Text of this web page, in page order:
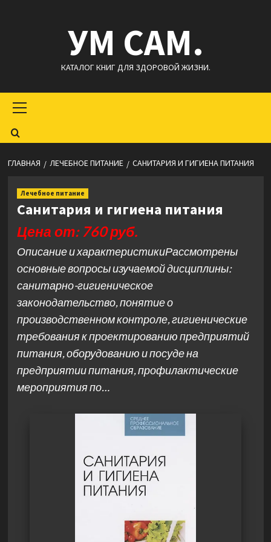
УМ САМ.
КАТАЛОГ КНИГ ДЛЯ ЗДОРОВОЙ ЖИЗНИ.
меню
ГЛАВНАЯ ЛЕЧЕБНОЕ ПИТАНИЕ САНИТАРИЯ И ГИГИЕНА ПИТАНИЯ
Лечебное питание
Санитария и гигиена питания
Цена от: 760 руб.
Описание и характеристикиРассмотрены
основные вопросы изучаемой дисциплины:
санитарно-гигиеническое
законодательство, понятие о
производственном контроле, гигиенические
требования к проектированию предприятий
питания, оборудованию и посуде на
предприятии питания, профилактические
мероприятия по…